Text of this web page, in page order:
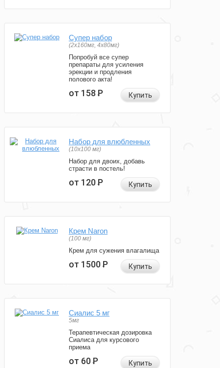
Супер набор
(2х160мг, 4х80мг)
Попробуй все супер
препараты для усиления
эрекции и продления
полового акта!
от 158Р Купить
Набор для влюбленных
(10х100 мг)
Набор для двоих, добавь
страсти в постель!
от 120Р Купить
Крем Naron
(100 мг)
Крем для сужения влагалища
от 1500Р Купить
Сиалис 5 мг
5мг
Терапевтическая дозировка
Сиалиса для курсового
приема
от 60Р Купить